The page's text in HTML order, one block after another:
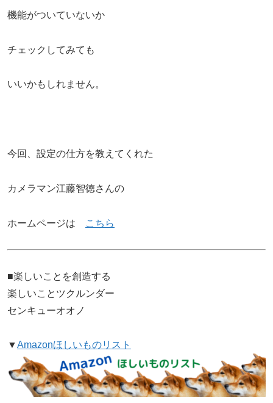
機能がついていないか
チェックしてみても
いいかもしれません。
今回、設定の仕方を教えてくれた
カメラマン江藤智徳さんの
ホームページは こちら
■楽しいことを創造する
楽しいことツクルンダー
センキューオオノ
▼Amazonほしいものリスト